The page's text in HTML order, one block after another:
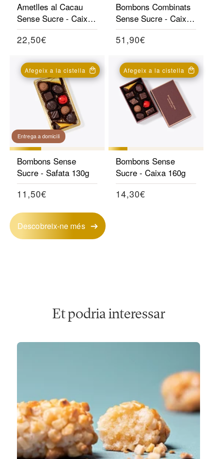
Ametlles al Cacau
Sense Sucre - Caixa
250g
Preu
22,50€
Bombons Combinats
Sense Sucre - Caixa
600g
Preu
51,90€
Entrega a domicili
Bombons Sense
Sucre - Safata 130g
Preu
11,50€
Afegeix a la cistella
Bombons Sense
Sucre - Caixa 160g
Preu
14,30€
Afegeix a la cistella
Descobreix-ne més
Et podria interessar